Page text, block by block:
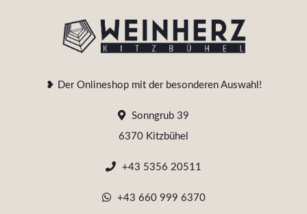
❥ Der Onlineshop mit der besonderen Auswahl!
Sonngrub 39
6370 Kitzbühel
+43 5356 20511
+43 660 999 6370